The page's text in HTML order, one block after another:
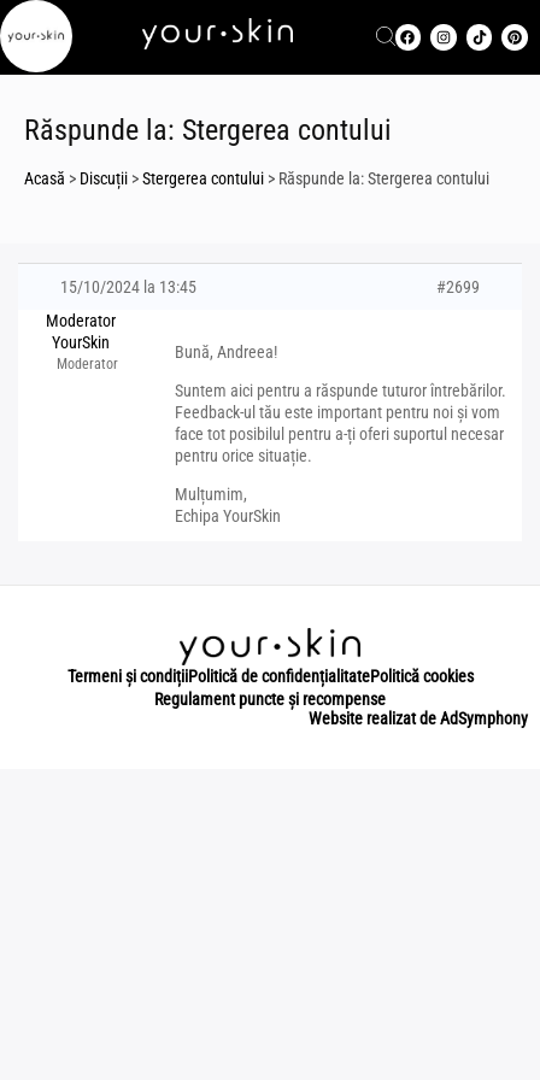
Răspunde la: Stergerea contului
Acasă > Discuții >Stergerea contului > Răspunde la: Stergerea contului
15/10/2024 la 13:45
#2699
Moderator
YourSkin
Moderator
Bună, Andreea!
Suntem aici pentru a răspunde tuturor întrebărilor.
Feedback-ul tău este important pentru noi și vom
face tot posibilul pentru a-ți oferi suportul necesar
pentru orice situație.
Mulțumim,
Echipa YourSkin
Termeni și condițiiPolitică de confidențialitatePolitică cookies
Regulament puncte și recompense
Website realizat de AdSymphony